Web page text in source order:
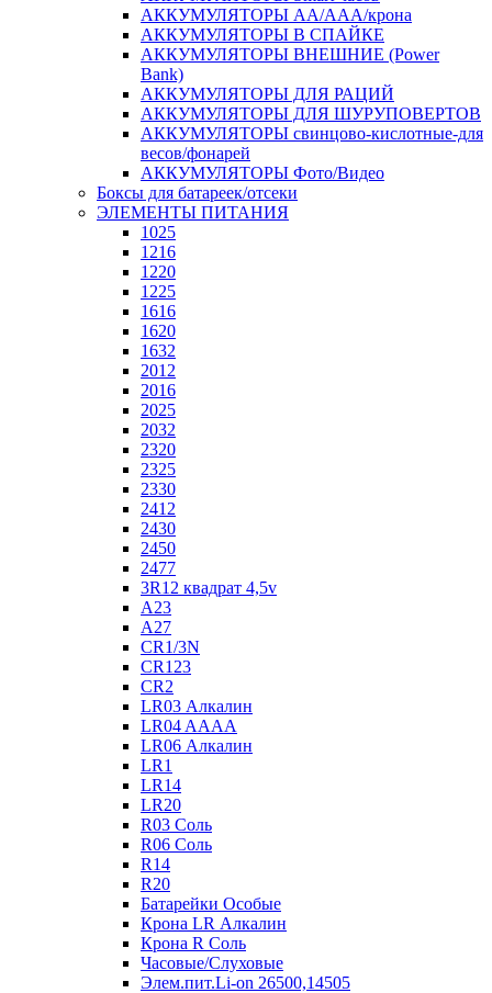
АККУМУЛЯТОРЫ АА/ААА/крона
АККУМУЛЯТОРЫ В СПАЙКЕ
АККУМУЛЯТОРЫ ВНЕШНИЕ (Power
Bank)
АККУМУЛЯТОРЫ ДЛЯ РАЦИЙ
АККУМУЛЯТОРЫ ДЛЯ ШУРУПОВЕРТОВ
АККУМУЛЯТОРЫ свинцово-кислотные-для
весов/фонарей
АККУМУЛЯТОРЫ Фото/Видео
Боксы для батареек/отсеки
ЭЛЕМЕНТЫ ПИТАНИЯ
1025
1216
1220
1225
1616
1620
1632
2012
2016
2025
2032
2320
2325
2330
2412
2430
2450
2477
3R12 квадрат 4,5v
A23
A27
CR1/3N
CR123
CR2
LR03 Алкалин
LR04 AAAA
LR06 Алкалин
LR1
LR14
LR20
R03 Соль
R06 Соль
R14
R20
Батарейки Особые
Крона LR Алкалин
Крона R Соль
Часовые/Слуховые
Элем.пит.Li-on 26500,14505